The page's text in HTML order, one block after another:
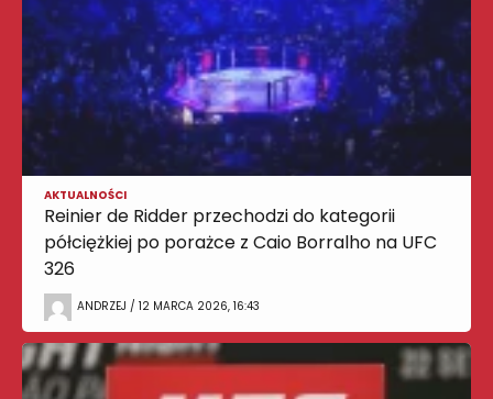
AKTUALNOŚCI
Reinier de Ridder przechodzi do kategorii
półciężkiej po porażce z Caio Borralho na UFC
326
ANDRZEJ / 12 MARCA 2026, 16:43